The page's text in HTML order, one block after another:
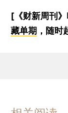
[《财新周刊》
藏单期 ，随